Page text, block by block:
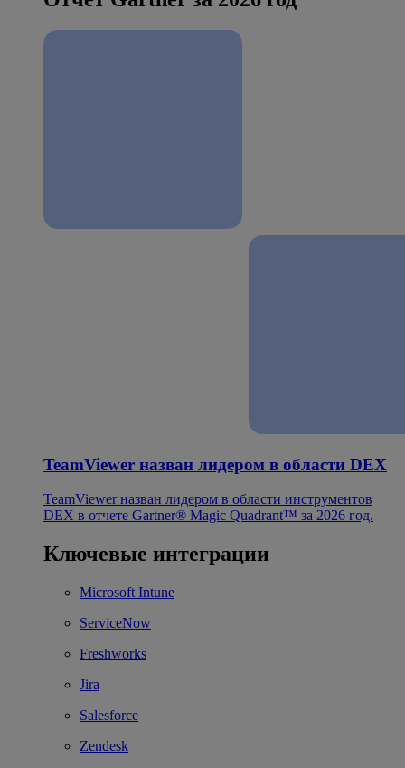
TeamViewer назван лидером в области DEX
TeamViewer назван лидером в области инструментов
DEX в отчете Gartner® Magic Quadrant™ за 2026 год.
Ключевые интеграции
Microsoft Intune
ServiceNow
Freshworks
Jira
Salesforce
Zendesk